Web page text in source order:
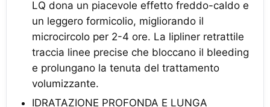
LQ dona un piacevole effetto freddo-caldo e
un leggero formicolio, migliorando il
microcircolo per 2-4 ore. La lipliner retrattile
traccia linee precise che bloccano il bleeding
e prolungano la tenuta del trattamento
volumizzante.
IDRATAZIONE PROFONDA E LUNGA